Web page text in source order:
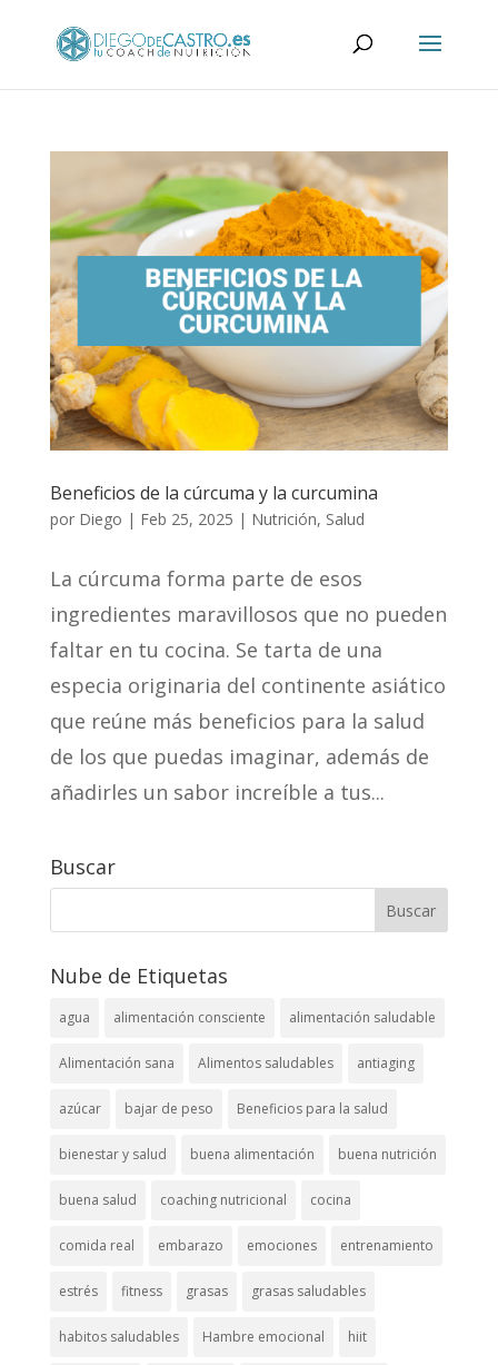
Beneficios de la cúrcuma y la curcumina
por Diego | Feb 25, 2025 | Nutrición, Salud
La cúrcuma forma parte de esos
ingredientes maravillosos que no pueden
faltar en tu cocina. Se tarta de una
especia originaria del continente asiático
que reúne más beneficios para la salud
de los que puedas imaginar, además de
añadirles un sabor increíble a tus...
Buscar
Nube de Etiquetas
agua alimentación consciente alimentación saludable
Alimentación sana Alimentos saludables antiaging
azúcar bajar de peso Beneficios para la salud
bienestar y salud buena alimentación buena nutrición
buena salud coaching nutricional cocina
comida real embarazo emociones entrenamiento
estrés fitness grasas grasas saludables
habitos saludables Hambre emocional hiit